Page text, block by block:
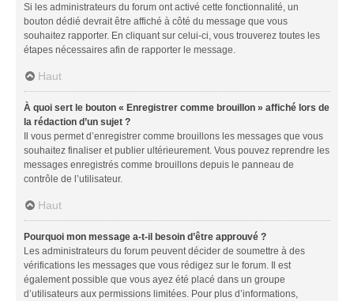
Si les administrateurs du forum ont activé cette fonctionnalité, un
bouton dédié devrait être affiché à côté du message que vous
souhaitez rapporter. En cliquant sur celui-ci, vous trouverez toutes les
étapes nécessaires afin de rapporter le message.
Haut
À quoi sert le bouton « Enregistrer comme brouillon » affiché lors de
la rédaction d’un sujet ?
Il vous permet d’enregistrer comme brouillons les messages que vous
souhaitez finaliser et publier ultérieurement. Vous pouvez reprendre les
messages enregistrés comme brouillons depuis le panneau de
contrôle de l’utilisateur.
Haut
Pourquoi mon message a-t-il besoin d’être approuvé ?
Les administrateurs du forum peuvent décider de soumettre à des
vérifications les messages que vous rédigez sur le forum. Il est
également possible que vous ayez été placé dans un groupe
d’utilisateurs aux permissions limitées. Pour plus d’informations,